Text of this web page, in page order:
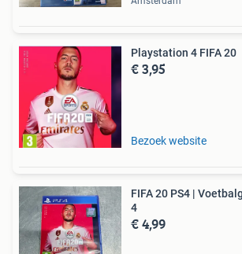
Playstation 4 FIFA 20
€ 3,95
Bezoek website
FIFA 20 PS4 |
4
€ 4,99